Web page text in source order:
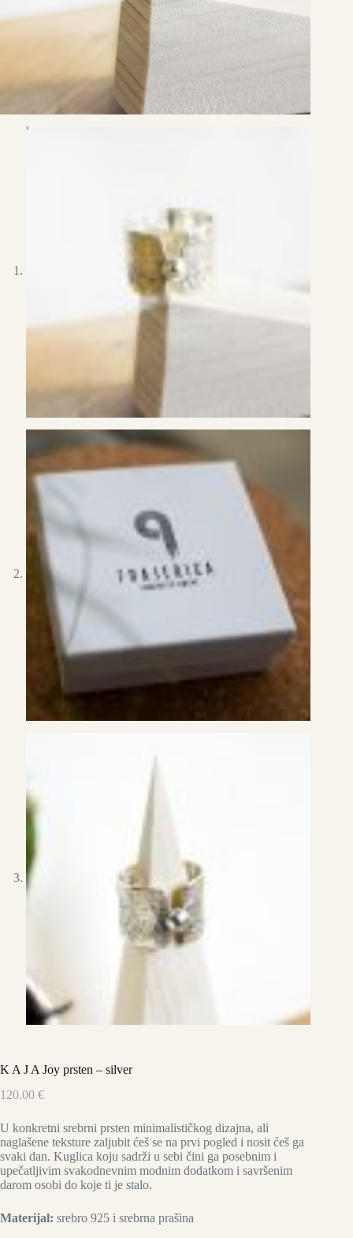
K A J A Joy prsten – silver
120.00 €
U konkretni srebrni prsten minimalističkog dizajna, ali
naglašene teksture zaljubit ćeš se na prvi pogled i nosit ćeš ga
svaki dan. Kuglica koju sadrži u sebi čini ga posebnim i
upečatljivim svakodnevnim modnim dodatkom i savršenim
darom osobi do koje ti je stalo.
Materijal: srebro 925 i srebrna prašina